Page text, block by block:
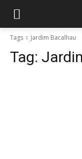
Tags Jardim Bacalhau
Tag: